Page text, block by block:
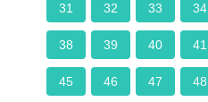
31 32 33 34
38 39 40 41
45 46 47 48